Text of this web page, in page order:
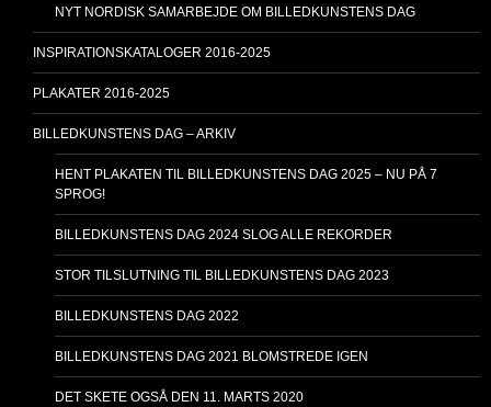
NYT NORDISK SAMARBEJDE OM BILLEDKUNSTENS DAG
INSPIRATIONSKATALOGER 2016-2025
PLAKATER 2016-2025
BILLEDKUNSTENS DAG – ARKIV
HENT PLAKATEN TIL BILLEDKUNSTENS DAG 2025 – NU PÅ 7
SPROG!
BILLEDKUNSTENS DAG 2024 SLOG ALLE REKORDER
STOR TILSLUTNING TIL BILLEDKUNSTENS DAG 2023
BILLEDKUNSTENS DAG 2022
BILLEDKUNSTENS DAG 2021 BLOMSTREDE IGEN
DET SKETE OGSÅ DEN 11. MARTS 2020